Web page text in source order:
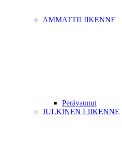
AMMATTILIIKENNE
Perävaunut
JULKINEN LIIKENNE